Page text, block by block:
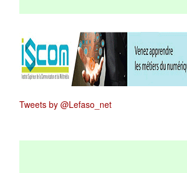
Tweets by @Lefaso_net